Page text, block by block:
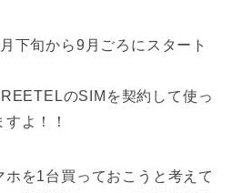
下旬から9月ごろにスタート
のSIMを契約して使っ
よ！！
ホを1台買っておこうと考えて